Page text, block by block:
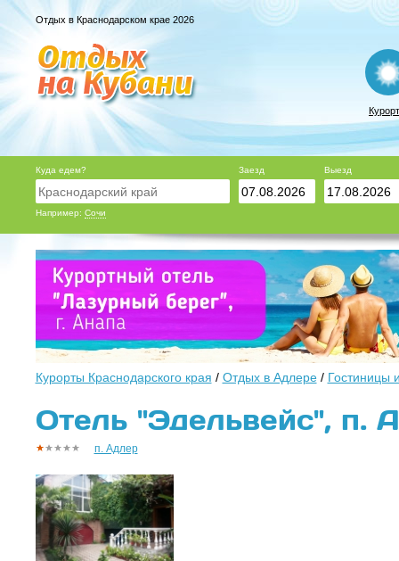
Отдых в Краснодарском крае 2026
Куда едем?
Например: Сочи
Заезд Выезд
Курорты Краснодарского края / Отдых в Адлере/ Гостиницы
Отель "Эдельвейс", п.
п. Адлер